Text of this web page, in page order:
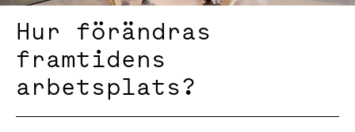
Hur förändras
framtidens
arbetsplats?